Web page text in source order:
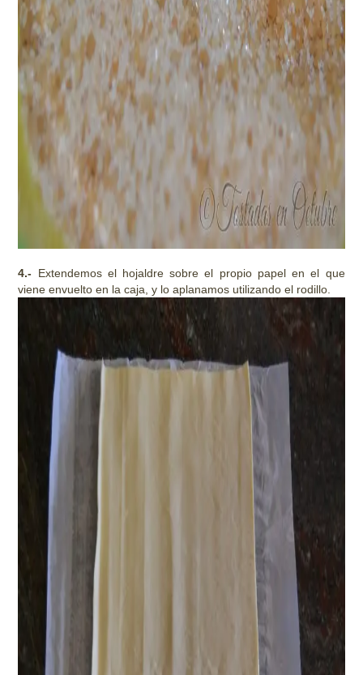
4.- Extendemos el hojaldre sobre el propio papel en el que
viene envuelto en la caja, y lo aplanamos utilizando el rodillo.